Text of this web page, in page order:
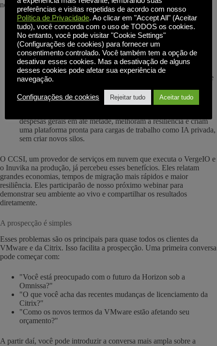
nos resultados comerciais, não apenas na tecnologia.
VDI: O fornecimento de aplicativos e desktops baseados em
Linux elimina a sobrecarga do Windows Server, simplifica o
gerenciamento e proporciona logins mais rápidos com menos
chamadas de suporte. Os usuários finais têm uma experiência
melhor e a TI tem um custo menor.
Virtualização:A mudança dos modelos por núcleo para o
licenciamento por servidor economiza dinheiro imediatamente e
reduz o risco de renovação. A execução em hardware x86
prolonga a vida útil dos investimentos atuais.
Em toda a infraestrutura: A consolidação de desktops e
despesas gerais em até metade, melhoram a resiliência e criam
uma plataforma pronta para cargas de trabalho como IA privada,
sem criar novos silos.
O CCSI, um provedor de serviços em nuvem que executa o VergeIO e
o Inuvika na produção, já percebeu esses benefícios. Eles relatam
grandes economias, tempos de migração mais rápidos e maior
resiliência. Eles participarão de nosso próximo webinar para
demonstrar seu ambiente ao vivo e compartilhar os resultados
diretamente.
A prospecção é simples
Esses problemas são os principais para quase todos os clientes da
VMware e da Citrix. Isso facilita a prospecção. Uma primeira conversa
pode começar com:
"Você está preocupado com o futuro da Horizon sob a
Omnissa?"
"O que você acha das recentes mudanças de licenciamento da
Citrix?"
"Como os novos termos da VMware estão afetando seu
orçamento?"
A partir daí, você pode introduzir a conversa mais ampla sobre a
preferências e visitas repetidas de acordo com nosso
Política de Privacidade. Ao clicar em "Accept All" (Aceitar
tudo), você concorda com o uso de TODOS os cookies.
No entanto, você pode visitar "Cookie Settings"
(Configurações de cookies) para fornecer um
consentimento controlado. Você também tem a opção de
desativar esses cookies. Mas a desativação de alguns
desses cookies pode afetar sua experiência de
navegação.
Configurações de cookies Rejeitar tudo Aceitar tudo